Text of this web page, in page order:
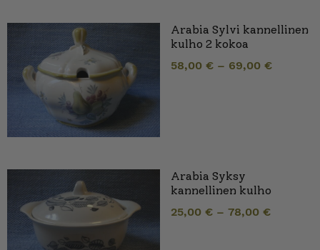
Arabia Sylvi kannellinen
kulho 2 kokoa
58,00 € – 69,00 €
Arabia Syksy
kannellinen kulho
25,00 € – 78,00 €